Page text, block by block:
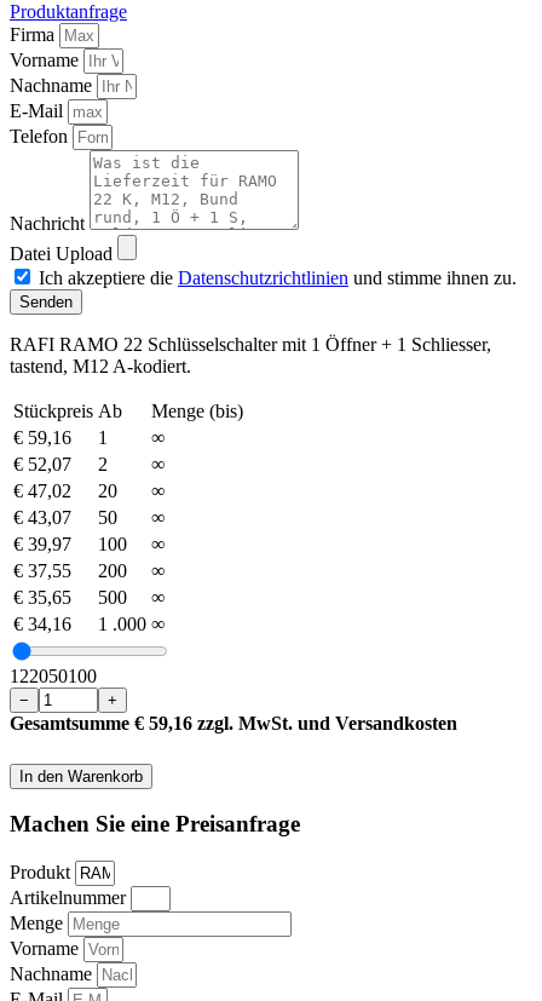
Produktanfrage
Firma
Vorname
Nachname
E-Mail
Telefon
Nachricht
Datei Upload
Ich akzeptiere die Datenschutzrichtlinien und stimme ihnen zu.
Senden
RAFI RAMO 22 Schlüsselschalter mit 1 Öffner + 1 Schliesser,
tastend, M12 A-kodiert.
Stückpreis Ab
Menge (bis)
€ 59,16 1
∞
€ 52,07 2
∞
€ 47,02 20
∞
€ 43,07 50
∞
€ 39,97 100
∞
€ 37,55 200
∞
€ 35,65 500
∞
€ 34,16 1 .000 ∞
1 22050100
− +
Gesamtsumme € 59,16 zzgl. MwSt. und Versandkosten
In den Warenkorb
Machen Sie eine Preisanfrage
Produkt
Artikelnummer
Menge
Vorname
Nachname